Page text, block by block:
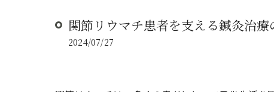
関節リウマチ患者を支える鍼灸治
2024/07/27